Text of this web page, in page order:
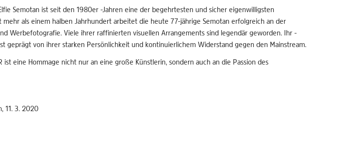
Semotan ist seit den 1980er -Jahren eine der begehrtesten und sicher eigenwilligsten
als einem halben Jahrhundert arbeitet die heute 77-jährige Semotan erfolgreich an der
Werbefotografie. Viele ihrer raffinierten visuellen Arrangements sind legendär geworden. Ihr -
geprägt von ihrer starken Persönlichkeit und kontinuierlichem Widerstand gegen den Mainstream.
ist eine Hommage nicht nur an eine große Künstlerin, sondern auch an die Passion des
11. 3. 2020